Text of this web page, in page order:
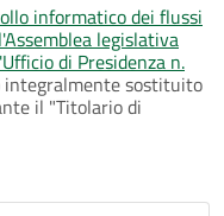
informatico dei flussi
legislativa
di Presidenza n.
integralmente sostituito
il "Titolario di